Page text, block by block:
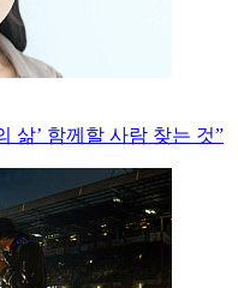
삶’ 함께할 사람 찾는 것”